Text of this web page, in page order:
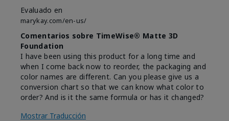
Evaluado en
marykay.com/en-us/
Comentarios sobre TimeWise® Matte 3D
Foundation
I have been using this product for a long time and
when I come back now to reorder, the packaging and
color names are different. Can you please give us a
conversion chart so that we can know what color to
order? And is it the same formula or has it changed?
Mostrar Traducción